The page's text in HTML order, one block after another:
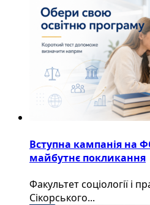
Вступна кампанія на
майбутнє покликання
Факультет соціології і
Сікорського...